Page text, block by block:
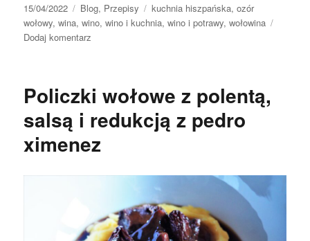
Data
publikacji
15/04/2022 Kategorie
Blog, Przepisy Tagi
kuchnia hiszpańska,ozór
wołowy,wina,wino,wino i kuchnia,wino i potrawy,wołowina
Dodaj komentarz
czyli
wołowy
z
czosnkiem
Policzki wołowe z polentą,
salsą i redukcją z pedro
ximenez